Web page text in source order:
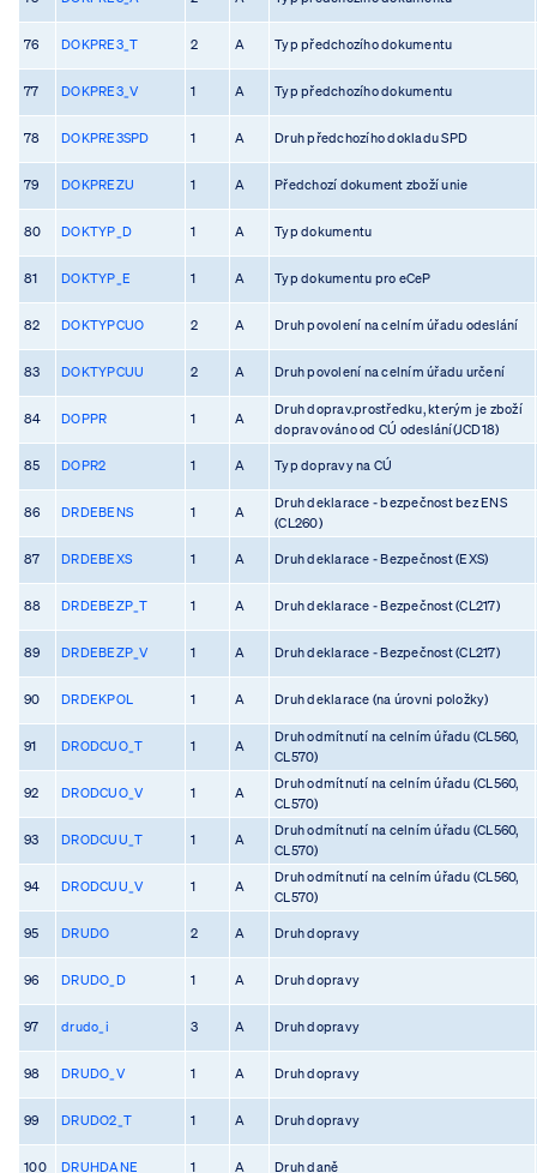
76 DOKPRE3_T 2 A Typ předchozího dokumentu
77 DOKPRE3_V 1 A Typ předchozího dokumentu
78 DOKPRE3SPD 1 A Druh předchozího dokladu SPD
79 DOKPREZU 1 A Předchozí dokument zboží unie
80 DOKTYP_D 1 A Typ dokumentu
81 DOKTYP_E 1 A Typ dokumentu pro eCeP
82 DOKTYPCUO 2 A Druh povolení na celním úřadu odeslání
83 DOKTYPCUU 2 A Druh povolení na celním úřadu určení
84 DOPPR 1 A
Druh doprav.prostředku, kterým je zboží
dopravováno od CÚ odeslání(JCD18)
85 DOPR2 1 A Typ dopravy na CÚ
86 DRDEBENS 1 A
Druh deklarace - bezpečnost bez ENS
(CL260)
87 DRDEBEXS 1 A Druh deklarace - Bezpečnost (EXS)
88 DRDEBEZP_T 1 A Druh deklarace - Bezpečnost (CL217)
89 DRDEBEZP_V 1 A Druh deklarace - Bezpečnost (CL217)
90 DRDEKPOL 1 A Druh deklarace (na úrovni položky)
91 DRODCUO_T 1 A
Druh odmítnutí na celním úřadu (CL560,
CL570)
92 DRODCUO_V 1 A
Druh odmítnutí na celním úřadu (CL560,
CL570)
93 DRODCUU_T 1 A
Druh odmítnutí na celním úřadu (CL560,
CL570)
94 DRODCUU_V 1 A
Druh odmítnutí na celním úřadu (CL560,
CL570)
95 DRUDO 2 A Druh dopravy
96 DRUDO_D 1 A Druh dopravy
97 drudo_i 3 A Druh dopravy
98 DRUDO_V 1 A Druh dopravy
99 DRUDO2_T 1 A Druh dopravy
100 DRUHDANE 1 A Druh daně